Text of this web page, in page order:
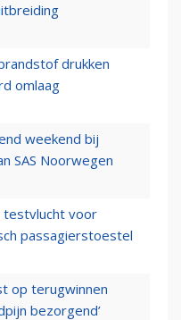
drukken
omlaag
weekend bij
SAS Noorwegen
testvlucht voor
passagierstoestel
op terugwinnen
bezorgend’